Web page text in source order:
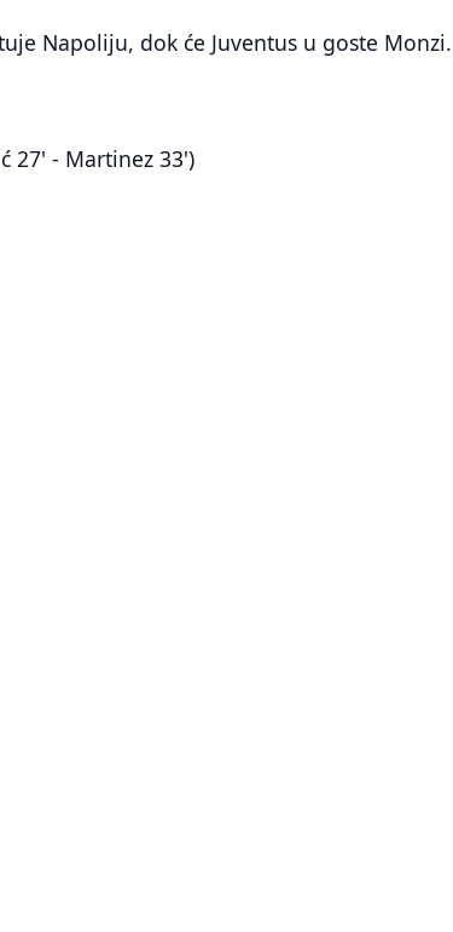
Napoliju, dok će Juventus u goste Monzi.
27' - Martinez 33')